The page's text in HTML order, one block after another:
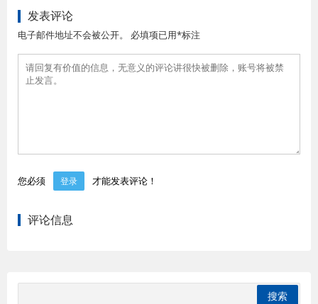
发表评论
电子邮件地址不会被公开。 必填项已用*标注
您必须 登录 才能发表评论！
评论信息